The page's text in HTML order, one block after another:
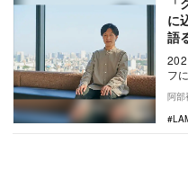
に
語
フ
『
れ
阿部